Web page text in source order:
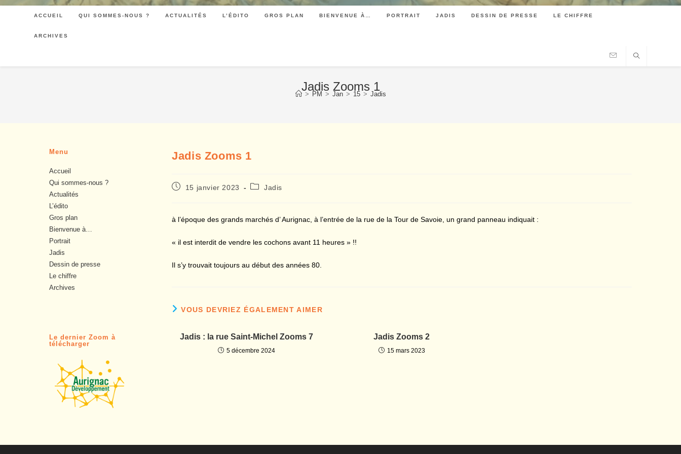
ACCUEIL QUI SOMMES-NOUS ? ACTUALITÉS L’ÉDITO GROS PLAN BIENVENUE À… PORTRAIT JADIS DESSIN DE PRESSE LE CHIFFRE
ARCHIVES
Jadis Zooms 1
> PM > Jan > 15 > Jadis
Jadis Zooms 1
Publication
15 janvier 2023
PostJadis
à l’époque des grands marchés d’ Aurignac, à l’entrée de la rue de la Tour de Savoie, un grand panneau indiquait :
« il est interdit de vendre les cochons avant 11 heures » !!
Il s’y trouvait toujours au début des années 80.
VOUS DEVRIEZ ÉGALEMENT AIMER
Jadis : la rue Saint-Michel Zooms 7
5 décembre 2024
Jadis Zooms 2
15 mars 2023
Menu
Accueil
Qui sommes-nous ?
Actualités
L’édito
Gros plan
Bienvenue à…
Portrait
Jadis
Dessin de presse
Le chiffre
Archives
Le dernier Zoom à
télécharger